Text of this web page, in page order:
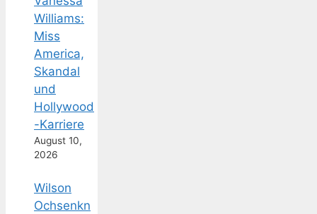
Williams:
Miss
America,
Skandal
und
Hollywood
-Karriere
August 10,
2026
Wilson
Ochsenkn